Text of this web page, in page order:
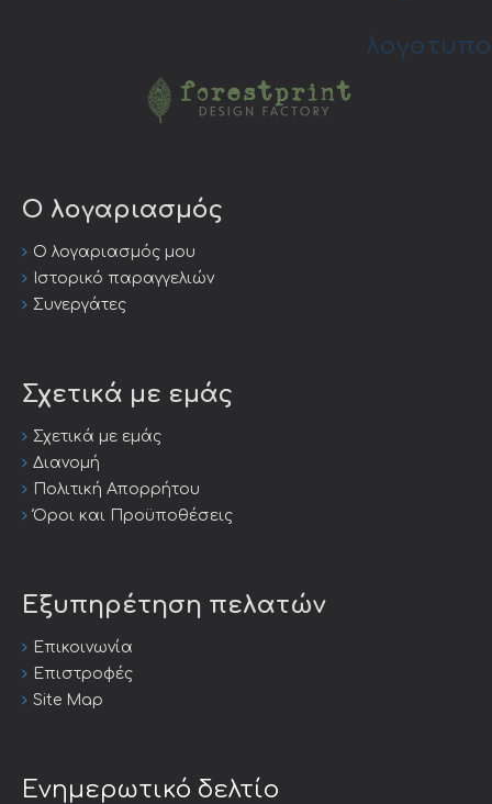
λογοτυπο
Ο λογαριασμός
Ο λογαριασμός μου
Ιστορικό παραγγελιών
Συνεργάτες
Σχετικά με εμάς
Σχετικά με εμάς
Διανομή
Πολιτική Απορρήτου
Όροι και Προϋποθέσεις
Εξυπηρέτηση πελατών
Επικοινωνία
Επιστροφές
Site Map
Ενημερωτικό δελτίο